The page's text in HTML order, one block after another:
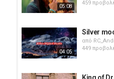
05:08
459
04:05
Silver
από
449
King of